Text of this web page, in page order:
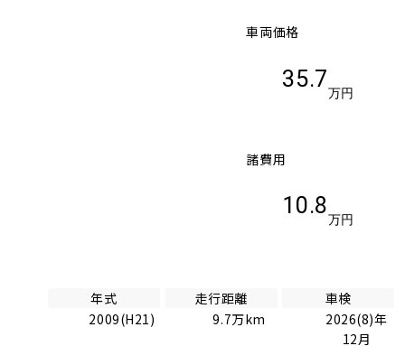
車両価格
35.7
万円
諸費用
10.8
万円
年式
2009(H21)
走行距離
9.7万km
車検
2026(8)年
12月